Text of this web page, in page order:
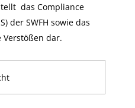
das Compliance
der SWFH sowie das
Verstößen dar.